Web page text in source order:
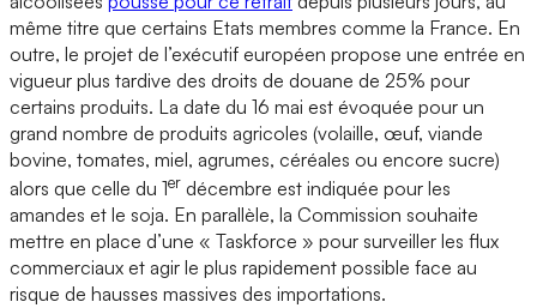
même titre que certains Etats membres comme la France. En
outre, le projet de l’exécutif européen propose une entrée en
vigueur plus tardive des droits de douane de 25% pour
certains produits. La date du 16 mai est évoquée pour un
grand nombre de produits agricoles (volaille, œuf, viande
bovine, tomates, miel, agrumes, céréales ou encore sucre)
alors que celle du 1er décembre est indiquée pour les
amandes et le soja. En parallèle, la Commission souhaite
mettre en place d’une « Taskforce » pour surveiller les flux
commerciaux et agir le plus rapidement possible face au
risque de hausses massives des importations.